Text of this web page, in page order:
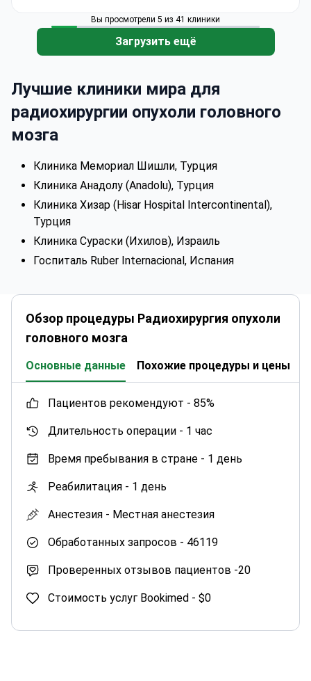
Вы просмотрели 5 из 41 клиники
Загрузить ещё
Лучшие клиники мира для
радиохирургии опухоли головного
мозга
Клиника Мемориал Шишли, Турция
Клиника Анадолу (Anadolu), Турция
Клиника Хизар (Hisar Hospital Intercontinental),
Турция
Клиника Сураски (Ихилов), Израиль
Госпиталь Ruber Internacional, Испания
Обзор процедуры Радиохирургия опухоли
головного мозга
Основные данные Похожие процедуры и цены
пациентов рекомендуют - 85%
Длительность операции - 1 час
Время пребывания в стране - 1 день
Реабилитация - 1 день
Анестезия - Местная анестезия
Обработанных запросов - 46119
Проверенных отзывов пациентов -20
Стоимость услуг Bookimed - $0